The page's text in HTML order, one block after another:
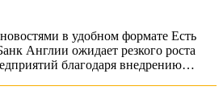
в удобном формате Есть
Англии ожидает резкого роста
благодаря внедрению…